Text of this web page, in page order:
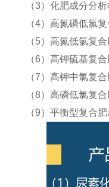
（3）化肥成
（4）高氮磷低氯
（5）高氮低氯复
（6）高钾硫基复
（7）高钾中氯复
（8）高磷低氯复
（9）平衡型复